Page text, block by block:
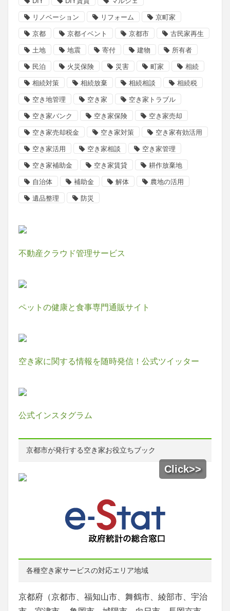
リノベーション リフォーム 京町家
京都 京都イベント 京都市 古民家再生
土地 地震 寄付 建物 所有者
民泊 火災保険 災害 町家 相続
相続対策 相続放棄 相続相談 相続税
空き地管理 空き家 空き家トラブル
空き家バンク 空き家保険 空き家売却
空き家売却税金 空き家対策 空き家有効活用
空き家活用 空き家相談 空き家管理
空き家補助金 空き家賃貸 耕作放棄地
自治体 補助金 解体 農地の活用
遺品整理 防災
不動産クラウド管理サービス
ペットの健康と食事専門通販サイト
空き家に関する情報を随時発信！公式ツイッター
公式インスタグラム
京都市が発行する空き家お役立ちブック
各種空き家サービスの対応エリア地域
京都府（京都市、福知山市、舞鶴市、綾部市、宇治